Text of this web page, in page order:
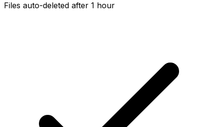
Files auto-deleted after 1 hour